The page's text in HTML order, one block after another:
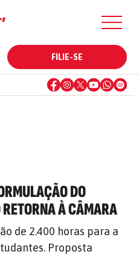
FILIE-SE
DO
À CÂMARA
de 2.400 horas para a
Proposta